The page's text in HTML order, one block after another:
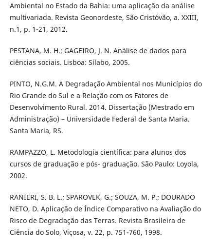
Ambiental no Estado da Bahia: uma aplicação da análise
multivariada. Revista Geonordeste, São Cristóvão, a. XXIII,
n.1, p. 1-21, 2012.
PESTANA, M. H.; GAGEIRO, J. N. Análise de dados para
ciências sociais. Lisboa: Sílabo, 2005.
PINTO, N.G.M. A Degradação Ambiental nos Municípios do
Rio Grande do Sul e a Relação com os Fatores de
Desenvolvimento Rural. 2014. Dissertação (Mestrado em
Administração) – Universidade Federal de Santa Maria.
Santa Maria, RS.
RAMPAZZO, L. Metodologia científica: para alunos dos
cursos de graduação e pós- graduação. São Paulo: Loyola,
2002.
RANIERI, S. B. L.; SPAROVEK, G.; SOUZA, M. P.; DOURADO
NETO, D. Aplicação de Índice Comparativo na Avaliação do
Risco de Degradação das Terras. Revista Brasileira de
Ciência do Solo, Viçosa, v. 22, p. 751-760, 1998.